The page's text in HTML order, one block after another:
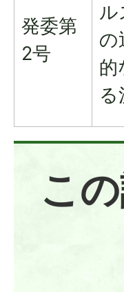
発委第
2号
ル
の
的
る
こ